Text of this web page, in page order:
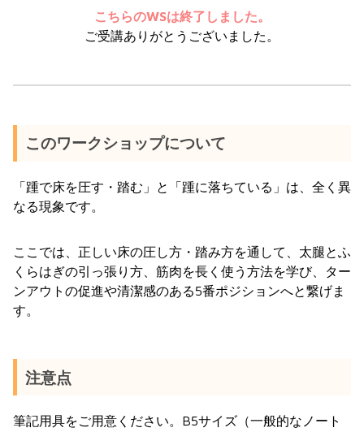
こちらのWSは終了しました。
ご受講ありがとうございました。
このワークショップについて
「踵で床を圧す・踏む」と「踵に落ちている」は、全く異
なる現象です。
ここでは、正しい床の圧し方・踏み方を通して、太腿とふ
くらはぎの引っ張り方、筋肉を長く使う方法を学び、ター
ンアウトの促進や清潔感のある5番ポジションへと繋げま
す。
注意点
筆記用具をご用意ください。B5サイズ（一般的なノート